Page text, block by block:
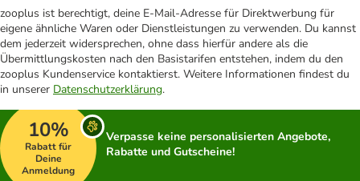
zooplus ist berechtigt, deine E-Mail-Adresse für Direktwerbung für
eigene ähnliche Waren oder Dienstleistungen zu verwenden. Du kannst
dem jederzeit widersprechen, ohne dass hierfür andere als die
Übermittlungskosten nach den Basistarifen entstehen, indem du den
zooplus Kundenservice kontaktierst. Weitere Informationen findest du
in unserer Datenschutzerklärung.
10%
Rabatt für
Deine
Anmeldung
Verpasse keine personalisierten Angebote,
Rabatte und Gutscheine!